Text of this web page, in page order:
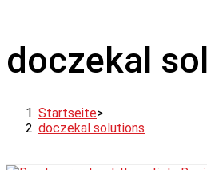
doczekal
Startseite>
doczekal solutions